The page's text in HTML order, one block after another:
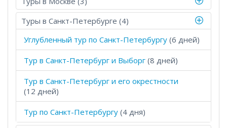
Туры в Санкт-Петербурге (4)
Углубленный тур по Санкт-Петербургу (6 дней)
Тур в Санкт-Петербург и Выборг (8 дней)
Тур в Санкт-Петербург и его окрестности
(12 дней)
Тур по Санкт-Петербургу (4 дня)